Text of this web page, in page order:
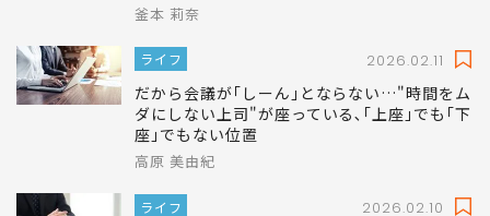
釜本 莉奈
ライフ 2026.02.11
だから会議が｢しーん｣とならない…"時間をム
ダにしない上司"が座っている､｢上座｣でも｢下
座｣でもない位置
高原 美由紀
ライフ 2026.02.10